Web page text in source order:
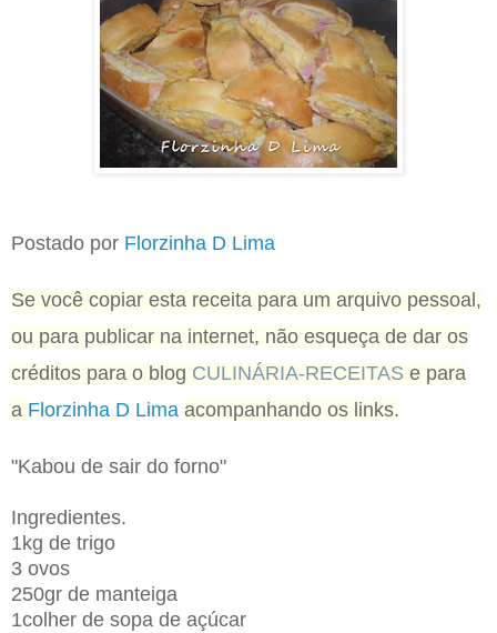
Postado por Florzinha D Lima
Se você copiar esta receita para um arquivo pessoal,
ou para publicar na internet, não esqueça de dar os
créditos para o blog CULINÁRIA-RECEITAS e para
a Florzinha D Lima acompanhando os links.
"Kabou de sair do forno"
Ingredientes.
1kg de trigo
3 ovos
250gr de manteiga
1colher de sopa de açúcar